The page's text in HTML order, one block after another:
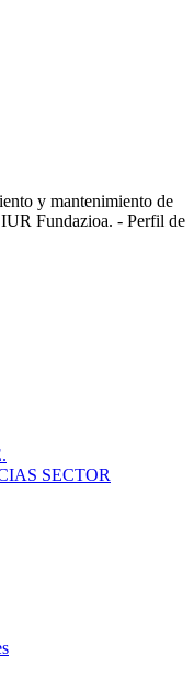
y mantenimiento de
Fundazioa. - Perfil de
SECTOR